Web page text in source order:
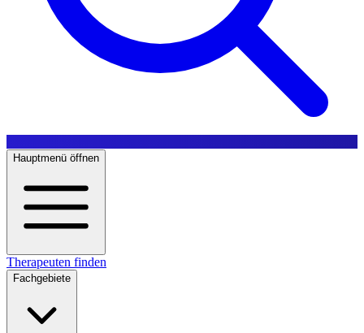
Hauptmenü öffnen
Therapeuten finden
Fachgebiete